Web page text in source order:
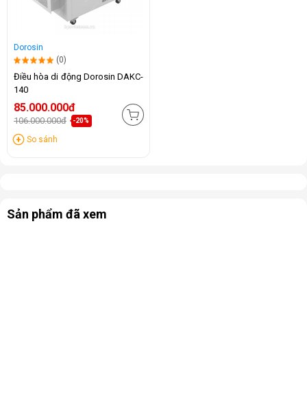
Dorosin
(0)
Điều hòa di động Dorosin DAKC-
140
85.000.000đ
106.000.000đ -20%
So sánh
Sản phẩm đã xem